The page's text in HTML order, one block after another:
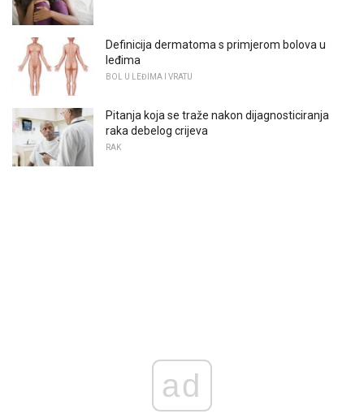
Definicija dermatoma s primjerom bolova u
leđima
BOL U LEĐIMA I VRATU
Pitanja koja se traže nakon dijagnosticiranja
raka debelog crijeva
RAK
ad